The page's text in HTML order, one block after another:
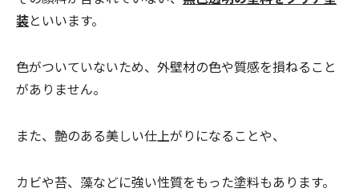
装といいます。
色がついていないため、外壁材の色や質感を損ねること
がありません。
また、艶のある美しい仕上がりになることや、
カビや苔、藻などに強い性質をもった塗料もあります。